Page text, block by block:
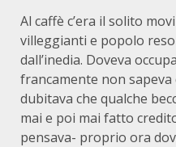
Al caffè c’era il solito
villeggianti e popolo
dall’inedia. Doveva
francamente non
dubitava che qualche
mai e poi mai fatto
pensava- proprio ora